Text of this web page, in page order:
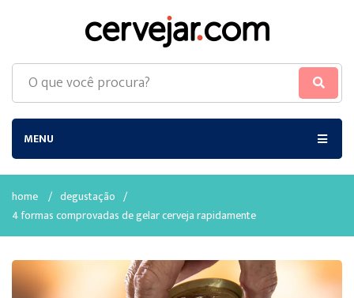
MENU
home / degustação /
4 formas comprovadas de gelar cerveja rapidamente